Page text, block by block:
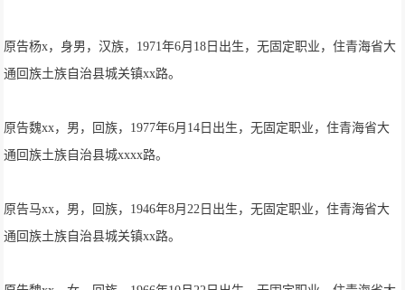
原告杨x，身男，汉族，1971年6月18日出生，无固定职业，住青海省大
通回族土族自治县城关镇xx路。
原告魏xx，男，回族，1977年6月14日出生，无固定职业，住青海省大
通回族土族自治县城xxxx路。
原告马xx，男，回族，1946年8月22日出生，无固定职业，住青海省大
通回族土族自治县城关镇xx路。